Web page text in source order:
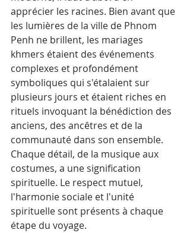
apprécier les racines. Bien avant que
les lumières de la ville de Phnom
Penh ne brillent, les mariages
khmers étaient des événements
complexes et profondément
symboliques qui s'étalaient sur
plusieurs jours et étaient riches en
rituels invoquant la bénédiction des
anciens, des ancêtres et de la
communauté dans son ensemble.
Chaque détail, de la musique aux
costumes, a une signification
spirituelle. Le respect mutuel,
l'harmonie sociale et l'unité
spirituelle sont présents à chaque
étape du voyage.